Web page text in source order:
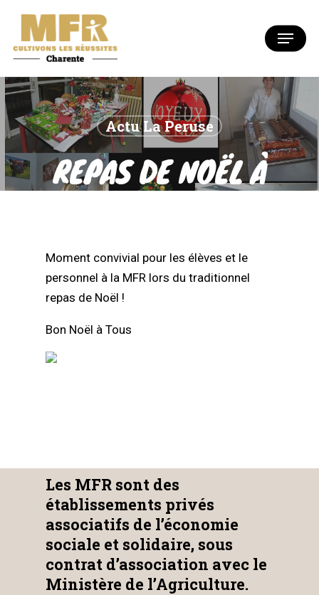
main
Menu
Actu La Peruse
REPAS DE NOËL À
Moment convivial pour les élèves et le
personnel à la MFR lors du traditionnel
repas de Noël !
Bon Noël à Tous
Les MFR sont des
établissements privés
associatifs de l’économie
sociale et solidaire, sous
contrat d’association avec le
Ministère de l’Agriculture.
Close